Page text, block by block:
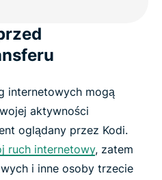
internetowych mogą
aktywności
oglądany przez Kodi.
ruch internetowy, zatem
i inne osoby trzecie